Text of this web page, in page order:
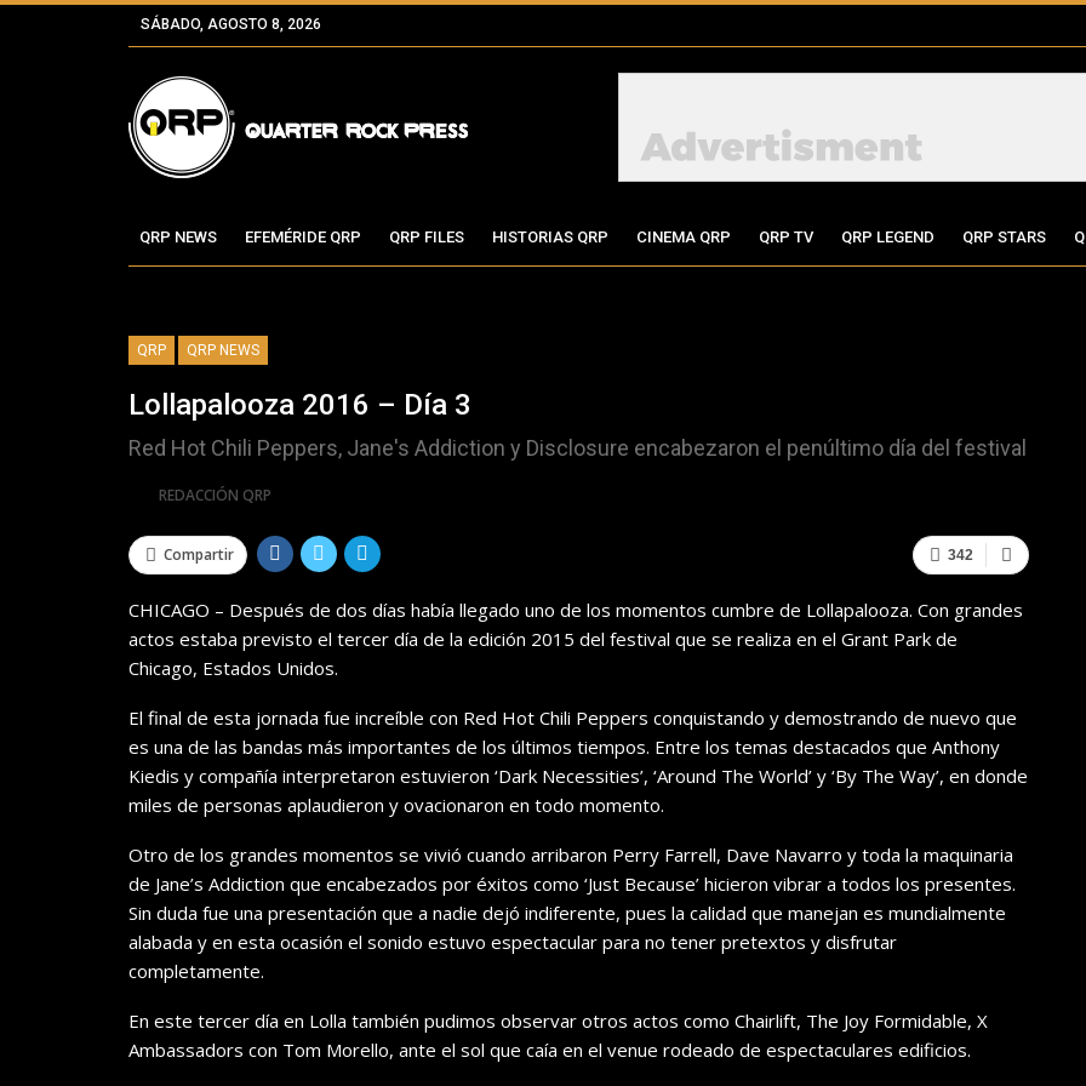
SÁBADO, AGOSTO 8, 2026
QRP NEWS EFEMÉRIDE QRP QRP FILES HISTORIAS QRP CINEMA QRP QRP TV QRP LEGEND QRP STARS
QRP QRP NEWS
Lollapalooza 2016 – Día 3
Red Hot Chili Peppers, Jane's Addiction y Disclosure encabezaron el penúltimo día del festival
REDACCIÓN QRP
342
Compartir
CHICAGO – Después de dos días había llegado uno de los momentos cumbre de Lollapalooza. Con grandes
actos estaba previsto el tercer día de la edición 2015 del festival que se realiza en el Grant Park de
Chicago, Estados Unidos.
El final de esta jornada fue increíble con Red Hot Chili Peppers conquistando y demostrando de nuevo que
es una de las bandas más importantes de los últimos tiempos. Entre los temas destacados que Anthony
Kiedis y compañía interpretaron estuvieron ‘Dark Necessities’, ‘Around The World’ y ‘By The Way’, en donde
miles de personas aplaudieron y ovacionaron en todo momento.
Otro de los grandes momentos se vivió cuando arribaron Perry Farrell, Dave Navarro y toda la maquinaria
de Jane’s Addiction que encabezados por éxitos como ‘Just Because’ hicieron vibrar a todos los presentes.
Sin duda fue una presentación que a nadie dejó indiferente, pues la calidad que manejan es mundialmente
alabada y en esta ocasión el sonido estuvo espectacular para no tener pretextos y disfrutar
completamente.
En este tercer día en Lolla también pudimos observar otros actos como Chairlift, The Joy Formidable, X
Ambassadors con Tom Morello, ante el sol que caía en el venue rodeado de espectaculares edificios.